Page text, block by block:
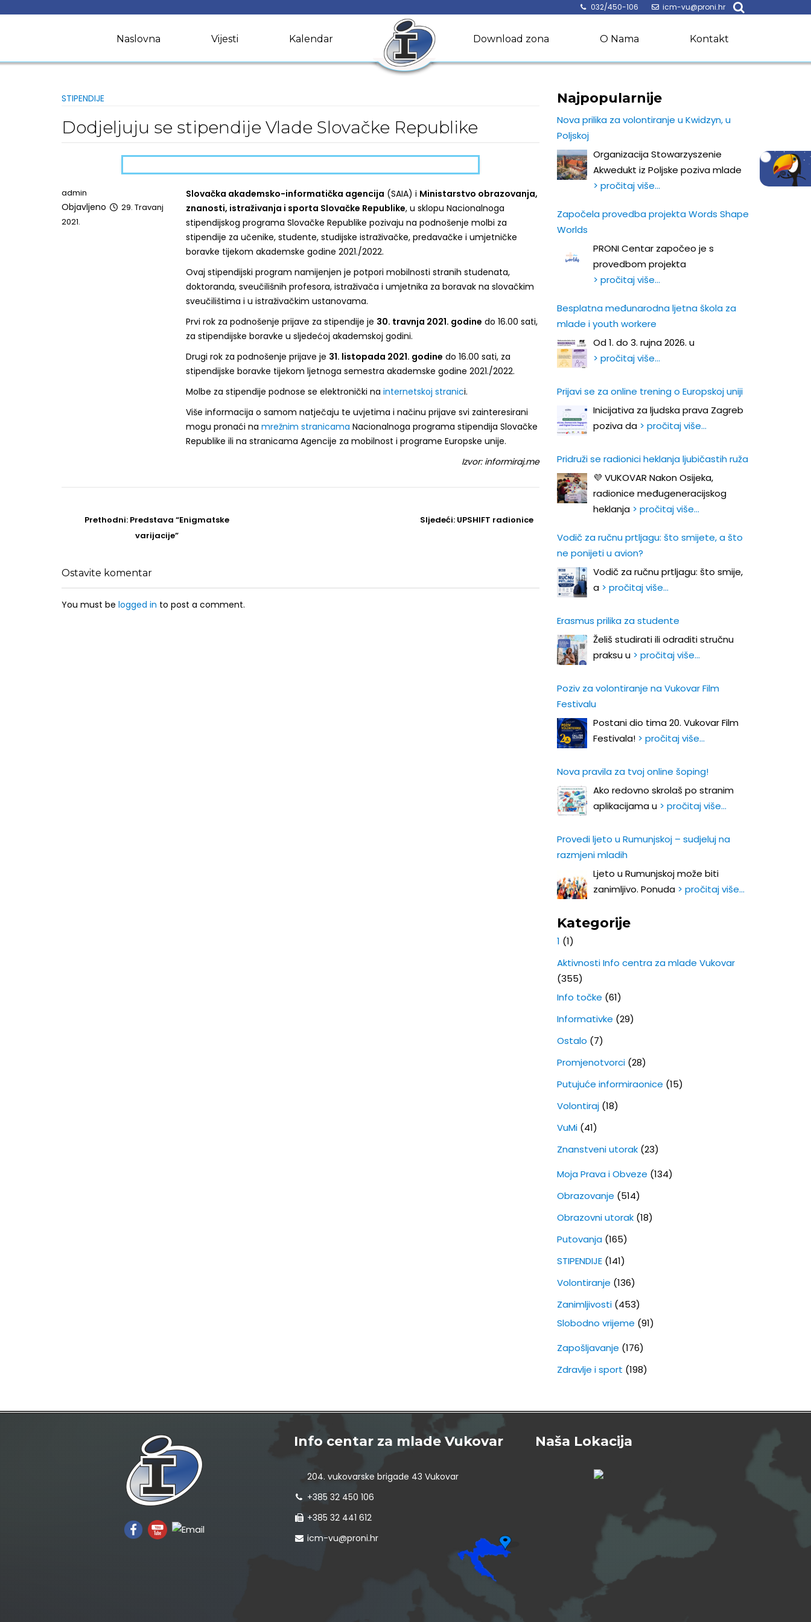
032/450-106 icm-vu@proni.hr
Naslovna Vijesti Kalendar Download zona O Nama Kontakt
STIPENDIJE
Dodjeljuju se stipendije Vlade Slovačke Republike
Slovačka akademsko-informatička agencija (SAIA) i Ministarstvo obrazovanja,
znanosti, istraživanja i sporta Slovačke Republike, u sklopu Nacionalnoga
stipendijskog programa Slovačke Republike pozivaju na podnošenje molbi za
stipendije za učenike, studente, studijske istraživačke, predavačke i umjetničke
boravke tijekom akademske godine 2021./2022.
Ovaj stipendijski program namijenjen je potpori mobilnosti stranih studenata,
doktoranda, sveučilišnih profesora, istraživača i umjetnika za boravak na slovačkim
sveučilištima i u istraživačkim ustanovama.
Prvi rok za podnošenje prijave za stipendije je 30. travnja 2021. godine do 16.00 sati,
za stipendijske boravke u sljedećoj akademskoj godini.
Drugi rok za podnošenje prijave je 31. listopada 2021. godine do 16.00 sati, za
stipendijske boravke tijekom ljetnoga semestra akademske godine 2021./2022.
Molbe za stipendije podnose se elektronički na internetskoj stranici.
Više informacija o samom natječaju te uvjetima i načinu prijave svi zainteresirani
mogu pronaći na mrežnim stranicama Nacionalnoga programa stipendija Slovačke
Republike ili na stranicama Agencije za mobilnost i programe Europske unije.
Izvor: informiraj.me
admin
Objavljeno
29. Travanj
2021.
navigation
Prethodni: Prethodni
post
Predstava “Enigmatske
varijacije”
Sljedeći: Sljedeći
UPSHIFT radionice
Ostavite komentar
You must be logged in to post a comment.
Najpopularnije
Nova prilika za volontiranje u Kwidzyn, u
Poljskoj
Organizacija Stowarzyszenie
Akwedukt iz Poljske poziva mlade
> pročitaj više…
Započela provedba projekta Words Shape
Worlds
PRONI Centar započeo je s
provedbom projekta
> pročitaj više…
Besplatna međunarodna ljetna škola za
mlade i youth workere
Od 1. do 3. rujna 2026. u
> pročitaj više…
Prijavi se za online trening o Europskoj uniji
Inicijativa za ljudska prava Zagreb
poziva da > pročitaj više…
Pridruži se radionici heklanja ljubičastih ruža
💜 VUKOVAR Nakon Osijeka,
radionice međugeneracijskog
heklanja > pročitaj više…
Vodič za ručnu prtljagu: što smijete, a što
ne ponijeti u avion?
Vodič za ručnu prtljagu: što smije,
a > pročitaj više…
Erasmus prilika za studente
Želiš studirati ili odraditi stručnu
praksu u > pročitaj više…
Poziv za volontiranje na Vukovar Film
Festivalu
Postani dio tima 20. Vukovar Film
Festivala! > pročitaj više…
Nova pravila za tvoj online šoping!
Ako redovno skrolaš po stranim
aplikacijama u > pročitaj više…
Provedi ljeto u Rumunjskoj – sudjeluj na
razmjeni mladih
Ljeto u Rumunjskoj može biti
zanimljivo. Ponuda > pročitaj više…
Kategorije
1 (1)
Aktivnosti Info centra za mlade Vukovar
(355)
Info točke (61)
Informativke (29)
Ostalo (7)
Promjenotvorci(28)
Putujuće informiraonice (15)
Volontiraj(18)
VuMi(41)
Znanstveni utorak(23)
Moja Prava i Obveze (134)
Obrazovanje (514)
Obrazovni utorak(18)
Putovanja(165)
STIPENDIJE(141)
Volontiranje (136)
Zanimljivosti(453)
Slobodno vrijeme (91)
Zapošljavanje (176)
Zdravlje i sport (198)
Info centar za mlade Vukovar
204. vukovarske brigade 43 Vukovar
+385 32 450 106
+385 32 441 612
icm-vu@proni.hr
Naša Lokacija